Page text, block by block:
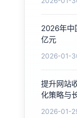
2026年中
亿元
2026-01-
提升网站
化策略与
2026-01-